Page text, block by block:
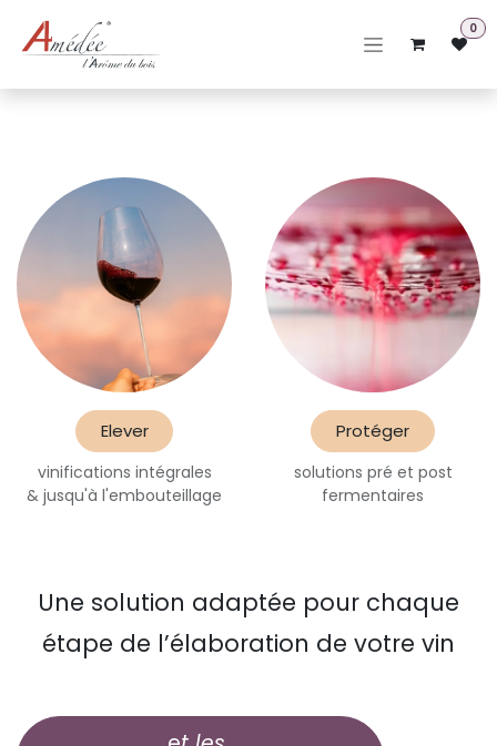
0
Elever
vinifications intégrales
& jusqu'à l'embouteillage
Protéger
solutions pré et post
fermentaires
Une solution adaptée pour chaque
étape de l’élaboration de votre vin